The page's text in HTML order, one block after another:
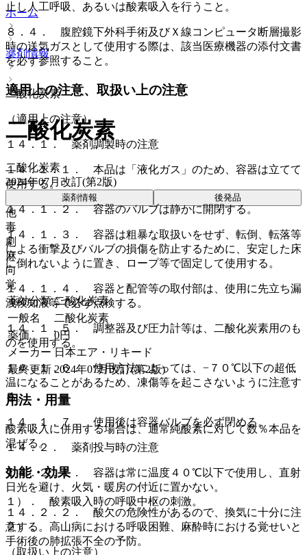
止し人工呼吸、あるいは酸素吸入を行うこと。
８．４． 腹腔鏡下外科手術及びＸ線コンピュータ断層撮影
時の送気ガスとして使用する際は、該当医療機器の添付文書
を必ず参照すること。
適用上の注意、取扱い上の注意
（適用上の注意）
１４．１． 薬剤調製時の注意
１４．１．１． 本品は「液化ガス」のため、容器は立てて
使用する。
１４．１．２． 容器のバルブは静かに開閉する。
１４．１．３． 容器は粗暴な取扱いをせず、転倒、転落等
による衝撃及びバルブの損傷を防止するために、安定した床
に倒れないように置き、ロープ等で固定して使用する。
１４．１．４． 容器と配管等の取付部は、使用に先立ち漏
洩検知液等で必ず点検する。
１４．１．５． 調整器及び圧力計等は、二酸化炭素用のも
のを使用する。
１４．１．６． 使用方法によっては、−７０℃以下の超低
温になることがあるため、凍傷等を起こさないように注意す
る。
１４．１．７． 使用後は容器バルブを必ず閉める。
１４．２． 薬剤投与時の注意
１４．２．１． 容器は常に温度４０℃以下で使用し、直射
日光を避け、火気・暖房の付近に置かない。
１４．２．２． 酸欠の危険性があるので、換気に十分に注
意する。
（取扱い上の注意）
ホーム
薬剤情報
二酸化炭素
二酸化炭素
二酸化炭素
2024年07月改訂(第2版)
薬剤情報 後発品
他
毒
劇
麻
向
覚
薬効分類 二酸化炭素
一般名
二酸化炭素
薬価
0円
メーカー 日本エア・リキード
最終更新 2024年07月改訂(第2版)
用法・用量
酸素吸入に併用する場合は、通常純酸素に対して数％本品を
混ぜる。
効能・効果
１）． 酸素吸入時の呼吸中枢の刺激。
２）． 高山病における呼吸困難、麻酔時における覚せいと
手術後の肺拡張不全の予防。